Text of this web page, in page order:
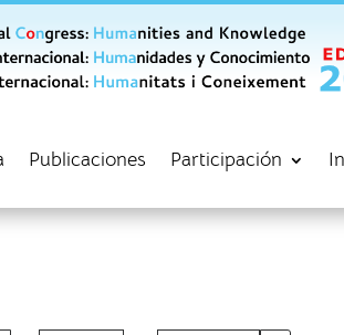
Publicaciones Participación